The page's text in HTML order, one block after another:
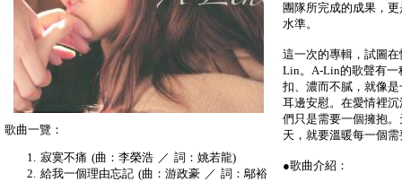
團隊所完成的成果，
水準。
這一次的專輯，試圖
Lin。A-Lin的歌聲有一
扣、濃而不膩，就像
耳邊安慰。在愛情裡
們只是需要一個擁抱
天，就要溫暖每一個
●歌曲介紹：
歌曲一覽：
寂寞不痛 (曲：李榮浩 ／ 詞：姚若龍)
給我一個理由忘記 (曲：游政豪 ／ 詞：鄔裕